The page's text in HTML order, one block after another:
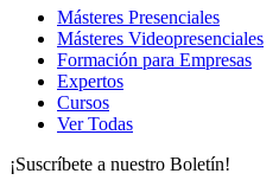
Másteres Presenciales
Másteres Videopresenciales
Formación para Empresas
Expertos
Cursos
Ver Todas
¡Suscríbete a nuestro Boletín!